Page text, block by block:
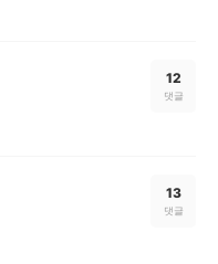
12
댓글
13
댓글